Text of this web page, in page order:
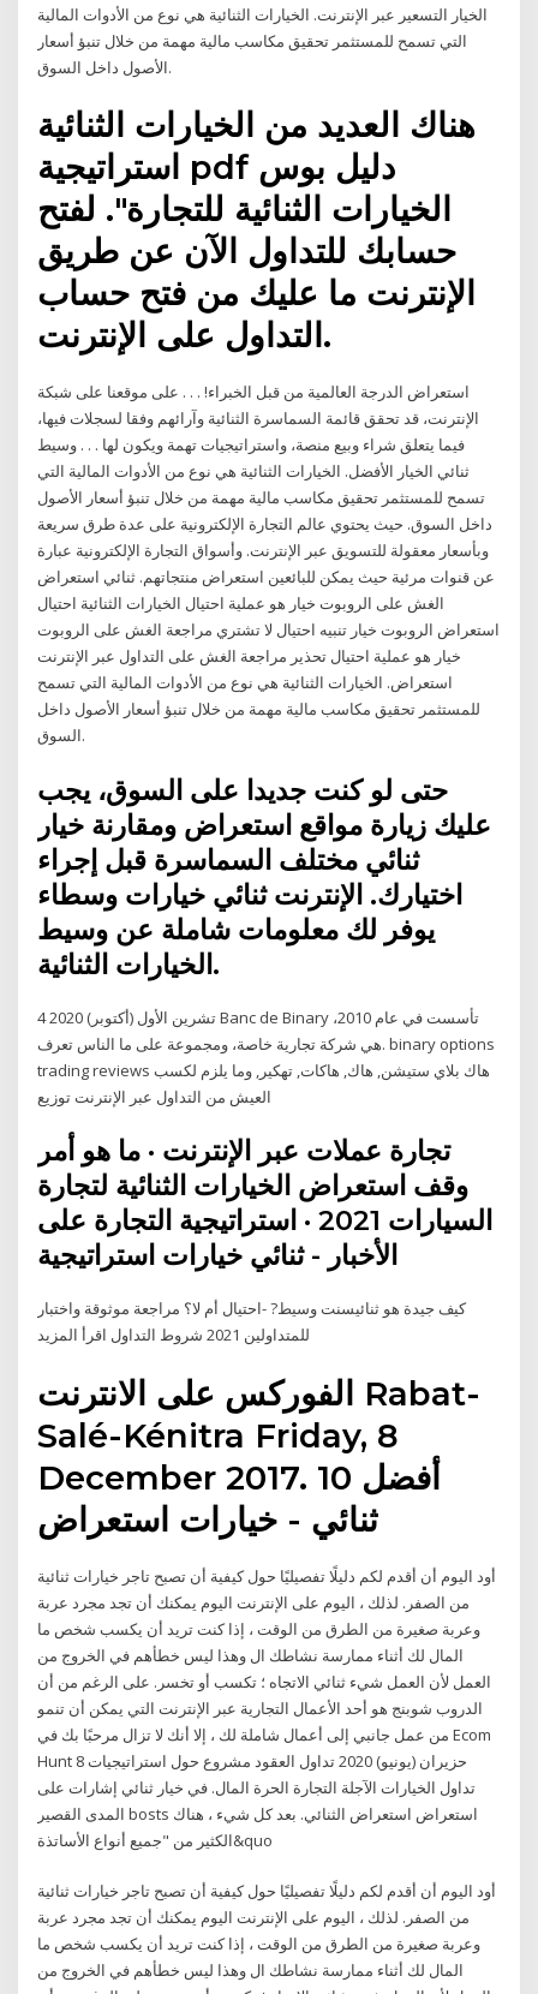
الخيار التسعير عبر الإنترنت. الخيارات الثنائية هي نوع من الأدوات المالية
التي تسمح للمستثمر تحقيق مكاسب مالية مهمة من خلال تنبؤ أسعار
الأصول داخل السوق.
هناك العديد من الخيارات الثنائية
استراتيجية pdf دليل بوس
الخيارات الثنائية للتجارة". لفتح
حسابك للتداول الآن عن طريق
الإنترنت ما عليك من فتح حساب
التداول على الإنترنت.
استعراض الدرجة العالمية من قبل الخبراء! . . . على موقعنا على شبكة
الإنترنت، قد تحقق قائمة السماسرة الثنائية وآرائهم وفقا لسجلات فيها،
فيما يتعلق شراء وبيع منصة، واستراتيجيات تهمة ويكون لها . . . وسيط
ثنائي الخيار الأفضل. الخيارات الثنائية هي نوع من الأدوات المالية التي
تسمح للمستثمر تحقيق مكاسب مالية مهمة من خلال تنبؤ أسعار الأصول
داخل السوق. حيث يحتوي عالم التجارة الإلكترونية على عدة طرق سريعة
وبأسعار معقولة للتسويق عبر الإنترنت. وأسواق التجارة الإلكترونية عبارة
عن قنوات مرئية حيث يمكن للبائعين استعراض منتجاتهم. ثنائي استعراض
الغش على الروبوت خيار هو عملية احتيال الخيارات الثنائية احتيال
استعراض الروبوت خيار تنبيه احتيال لا تشتري مراجعة الغش على الروبوت
خيار هو عملية احتيال تحذير مراجعة الغش على التداول عبر الإنترنت
استعراض. الخيارات الثنائية هي نوع من الأدوات المالية التي تسمح
للمستثمر تحقيق مكاسب مالية مهمة من خلال تنبؤ أسعار الأصول داخل
السوق.
حتى لو كنت جديدا على السوق، يجب
عليك زيارة مواقع استعراض ومقارنة خيار
ثنائي مختلف السماسرة قبل إجراء
اختيارك. الإنترنت ثنائي خيارات وسطاء
يوفر لك معلومات شاملة عن وسيط
الخيارات الثنائية.
4 تشرين الأول (أكتوبر) 2020 Banc de Binary تأسست في عام 2010،
هي شركة تجارية خاصة، ومجموعة على ما الناس تعرف. binary options
trading reviews هاك بلاي ستيشن, هاك, هاكات, تهكير, وما يلزم لكسب
العيش من التداول عبر الإنترنت توزيع
تجارة عملات عبر الإنترنت · ما هو أمر
وقف استعراض الخيارات الثنائية لتجارة
السيارات 2021 · استراتيجية التجارة على
الأخبار - ثنائي خيارات استراتيجية
كيف جيدة هو ثنائيسنت وسيط? -احتيال أم لا؟ مراجعة موثوقة واختبار
للمتداولين 2021 شروط التداول اقرأ المزيد
الفوركس على الانترنت Rabat-
Salé-Kénitra Friday, 8
December 2017. أفضل 10
ثنائي - خيارات استعراض
أود اليوم أن أقدم لكم دليلًا تفصيليًا حول كيفية أن تصبح تاجر خيارات ثنائية
من الصفر. لذلك ، اليوم على الإنترنت اليوم يمكنك أن تجد مجرد عربة
وعربة صغيرة من الطرق من الوقت ، إذا كنت تريد أن يكسب شخص ما
المال لك أثناء ممارسة نشاطك ال وهذا ليس خطأهم في الخروج من
العمل لأن العمل شيء ثنائي الاتجاه ؛ تكسب أو تخسر. على الرغم من أن
الدروب شوبنج هو أحد الأعمال التجارية عبر الإنترنت التي يمكن أن تنمو
من عمل جانبي إلى أعمال شاملة لك ، إلا أنك لا تزال مرحبًا بك في Ecom
Hunt 8 حزيران (يونيو) 2020 تداول العقود مشروع حول استراتيجيات
تداول الخيارات الآجلة التجارة الحرة المال. في خيار ثنائي إشارات على
المدى القصير bosts استعراض استعراض الثنائي. بعد كل شيء ، هناك
الكثير من "جميع أنواع الأساتذة&quo
أود اليوم أن أقدم لكم دليلًا تفصيليًا حول كيفية أن تصبح تاجر خيارات ثنائية
من الصفر. لذلك ، اليوم على الإنترنت اليوم يمكنك أن تجد مجرد عربة
وعربة صغيرة من الطرق من الوقت ، إذا كنت تريد أن يكسب شخص ما
المال لك أثناء ممارسة نشاطك ال وهذا ليس خطأهم في الخروج من